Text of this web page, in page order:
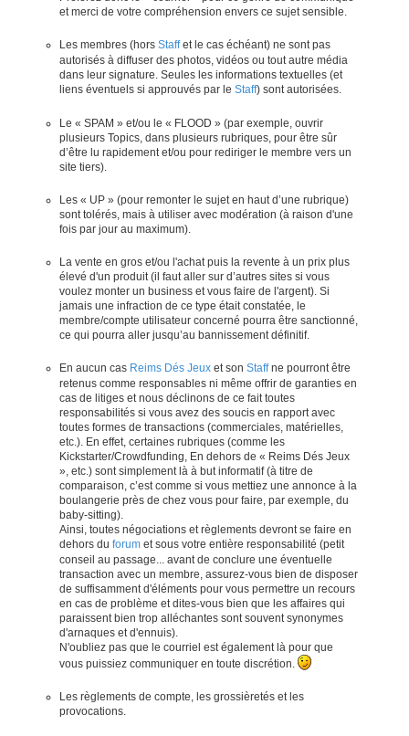
et merci de votre compréhension envers ce sujet sensible.
Les membres (hors Staffet le cas échéant) ne sont pas
autorisés à diffuser des photos, vidéos ou tout autre média
dans leur signature. Seules les informations textuelles (et
liens éventuels si approuvés par le Staff) sont autorisées.
Le « SPAM » et/ou le « FLOOD » (par exemple, ouvrir
plusieurs Topics, dans plusieurs rubriques, pour être sûr
d’être lu rapidement et/ou pour rediriger le membre vers un
site tiers).
Les « UP » (pour remonter le sujet en haut d’une rubrique)
sont tolérés, mais à utiliser avec modération (à raison d'une
fois par jour au maximum).
La vente en gros et/ou l'achat puis la revente à un prix plus
élevé d'un produit (il faut aller sur d’autres sites si vous
voulez monter un business et vous faire de l'argent). Si
jamais une infraction de ce type était constatée, le
membre/compte utilisateur concerné pourra être sanctionné,
ce qui pourra aller jusqu’au bannissement définitif.
En aucun cas Reims Dés Jeux et son Staffne pourront être
retenus comme responsables ni même offrir de garanties en
cas de litiges et nous déclinons de ce fait toutes
responsabilités si vous avez des soucis en rapport avec
toutes formes de transactions (commerciales, matérielles,
etc.). En effet, certaines rubriques (comme les
Kickstarter/Crowdfunding, En dehors de « Reims Dés Jeux
», etc.) sont simplement là à but informatif (à titre de
comparaison, c’est comme si vous mettiez une annonce à la
boulangerie près de chez vous pour faire, par exemple, du
baby-sitting).
Ainsi, toutes négociations et règlements devront se faire en
dehors du forum et sous votre entière responsabilité (petit
conseil au passage... avant de conclure une éventuelle
transaction avec un membre, assurez-vous bien de disposer
de suffisamment d'éléments pour vous permettre un recours
en cas de problème et dites-vous bien que les affaires qui
paraissent bien trop alléchantes sont souvent synonymes
d'arnaques et d'ennuis).
N'oubliez pas que le courriel est également là pour que
vous puissiez communiquer en toute discrétion.
Les règlements de compte, les grossièretés et les
provocations.